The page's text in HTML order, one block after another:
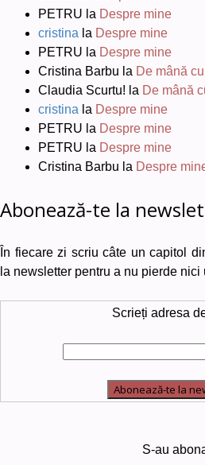
PETRU la Despre mine
cristina la Despre mine
PETRU la Despre mine
Cristina Barbu la De mână
Claudia Scurtu! la De mână
cristina la Despre mine
PETRU la Despre mine
PETRU la Despre mine
Cristina Barbu la Despre
Abonează-te la
În fiecare zi scriu câte un capitol
la newsletter pentru a nu pierde nici
Scrieți adresa
S-au